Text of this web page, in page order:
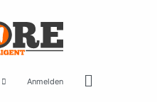
Anmelden